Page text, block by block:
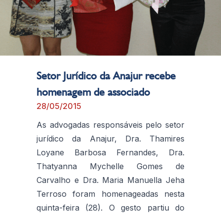
Setor Jurídico da Anajur recebe
homenagem de associado
28/05/2015
As advogadas responsáveis pelo setor
jurídico da Anajur, Dra. Thamires
Loyane Barbosa Fernandes, Dra.
Thatyanna Mychelle Gomes de
Carvalho e Dra. Maria Manuella Jeha
Terroso foram homenageadas nesta
quinta-feira (28). O gesto partiu do